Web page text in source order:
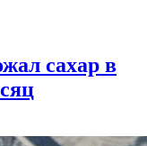
сахар в